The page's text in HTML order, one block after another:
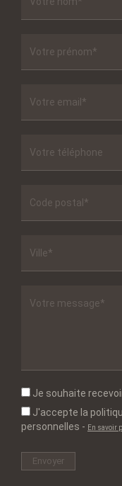
Je souhaite
J'accepte la
personnelles - En savoir